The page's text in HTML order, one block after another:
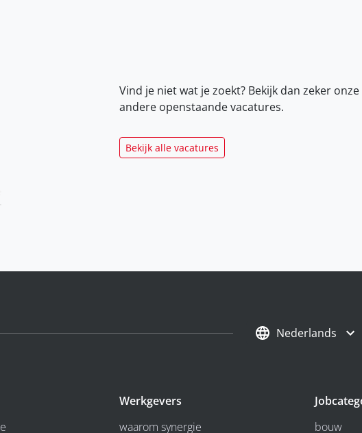
Vind je niet wat je zoekt? Bekijk dan zeker onze
andere openstaande vacatures.
Bekijk alle vacatures
Nederlands
Werkgevers
waarom synergie
bouw